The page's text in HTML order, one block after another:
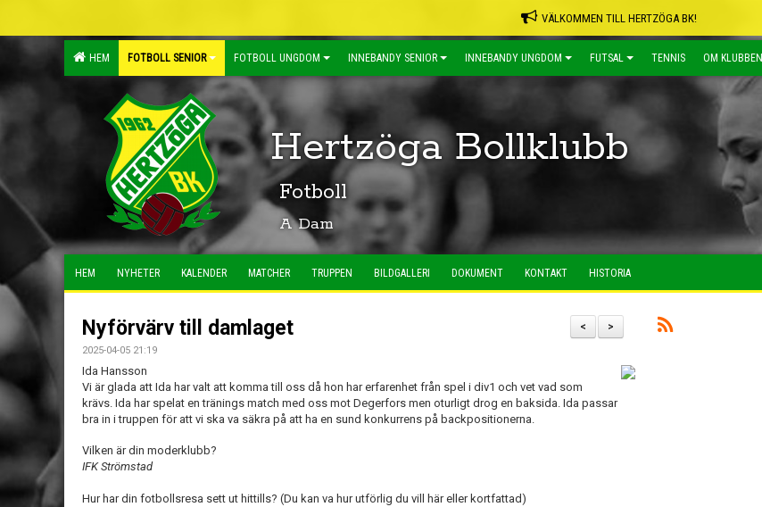
VÄLKOMMEN TILL HERTZÖGA BK!
HEM FOTBOLL SENIOR FOTBOLL UNGDOM INNEBANDY SENIOR INNEBANDY UNGDOM FUTSAL TENNIS OM KLUBBEN
Hertzöga Bollklubb
Fotboll
A Dam
HEM NYHETER KALENDER MATCHER TRUPPEN BILDGALLERI DOKUMENT KONTAKT HISTORIA
>
<
Nyförvärv till damlaget
2025-04-05 21:19
Ida Hansson
Vi är glada att Ida har valt att komma till oss då hon har erfarenhet från spel i div1 och vet vad som
krävs. Ida har spelat en tränings match med oss mot Degerfors men oturligt drog en baksida. Ida passar
bra in i truppen för att vi ska va säkra på att ha en sund konkurrens på backpositionerna.
Vilken är din moderklubb?
IFK Strömstad
Hur har din fotbollsresa sett ut hittills? (Du kan va hur utförlig du vill här eller kortfattad)